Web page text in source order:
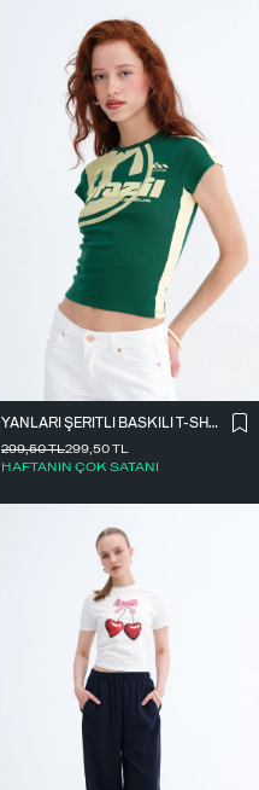
YANLARI ŞERITLI BASKILI T-SHIRT P9035
299,50TL
HAFTANIN ÇOK SATANI
299,50TL